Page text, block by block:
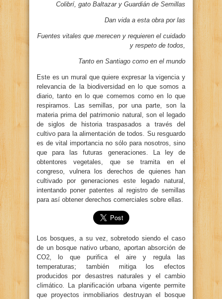
Colibrí, gato Baltazar y Guardián de Semillas
Dan vida a esta obra por las
Fuentes vitales que merecen y requieren el cuidado
y respeto de todos,
Tanto en Santiago como en el mundo
Este es un mural que quiere expresar la vigencia y
relevancia de la biodiversidad en lo que somos a
diario, tanto en lo que comemos como en lo que
respiramos. Las semillas, por una parte, son la
materia prima del patrimonio natural, son el legado
de siglos de historia traspasados a través del
cultivo para la alimentación de todos. Su resguardo
es de vital importancia no sólo para nosotros, sino
que para las futuras generaciones. La ley de
obtentores vegetales, que se tramita en el
congreso, vulnera los derechos de quienes han
cultivado por generaciones este legado natural,
intentando poner patentes al registro de semillas
para así obtener derechos comerciales sobre ellas.
Los bosques, a su vez, sobretodo siendo el caso
de un bosque nativo urbano, aportan absorción de
CO2, lo que purifica el aire y regula las
temperaturas; también mitiga los efectos
producidos por desastres naturales y el cambio
climático. La planificación urbana vigente permite
que proyectos inmobiliarios destruyan el bosque